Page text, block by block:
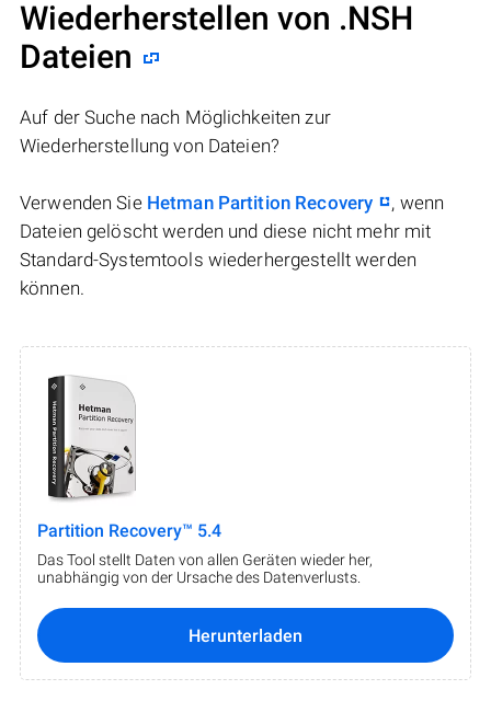
Wiederherstellen von .NSH
Dateien
Auf der Suche nach Möglichkeiten zur
Wiederherstellung von Dateien?
Verwenden Sie Hetman Partition Recovery
, wenn
Dateien gelöscht werden und diese nicht mehr mit
Standard-Systemtools wiederhergestellt werden
können.
Partition Recovery™ 5.4
Das Tool stellt Daten von allen Geräten wieder her,
unabhängig von der Ursache des Datenverlusts.
Herunterladen